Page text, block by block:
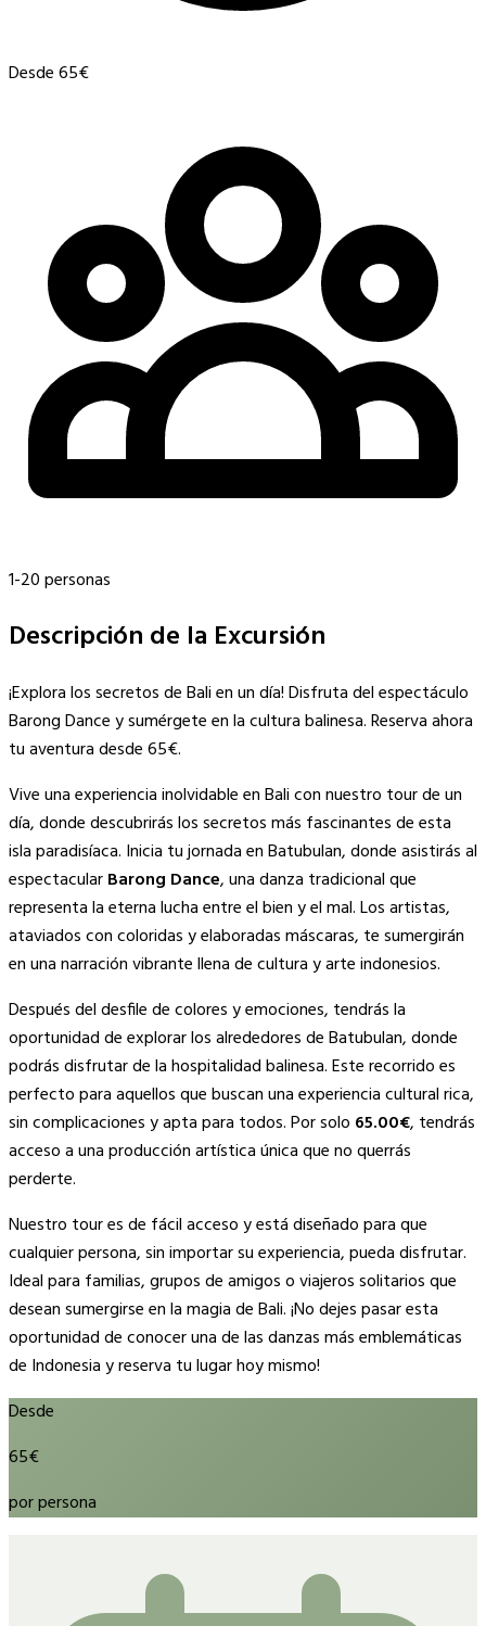
Desde 65€
1-20 personas
Descripción de la Excursión
¡Explora los secretos de Bali en un día! Disfruta del espectáculo
Barong Dance y sumérgete en la cultura balinesa. Reserva ahora
tu aventura desde 65€.
Vive una experiencia inolvidable en Bali con nuestro tour de un
día, donde descubrirás los secretos más fascinantes de esta
isla paradisíaca. Inicia tu jornada en Batubulan, donde asistirás al
espectacularBarong Dance, una danza tradicional que
representa la eterna lucha entre el bien y el mal. Los artistas,
ataviados con coloridas y elaboradas máscaras, te sumergirán
en una narración vibrante llena de cultura y arte indonesios.
Después del desfile de colores y emociones, tendrás la
oportunidad de explorar los alrededores de Batubulan, donde
podrás disfrutar de la hospitalidad balinesa. Este recorrido es
perfecto para aquellos que buscan una experiencia cultural rica,
sin complicaciones y apta para todos. Por solo 65.00€, tendrás
acceso a una producción artística única que no querrás
perderte.
Nuestro tour es de fácil acceso y está diseñado para que
cualquier persona, sin importar su experiencia, pueda disfrutar.
Ideal para familias, grupos de amigos o viajeros solitarios que
desean sumergirse en la magia de Bali. ¡No dejes pasar esta
oportunidad de conocer una de las danzas más emblemáticas
de Indonesia y reserva tu lugar hoy mismo!
Desde
65€
por persona